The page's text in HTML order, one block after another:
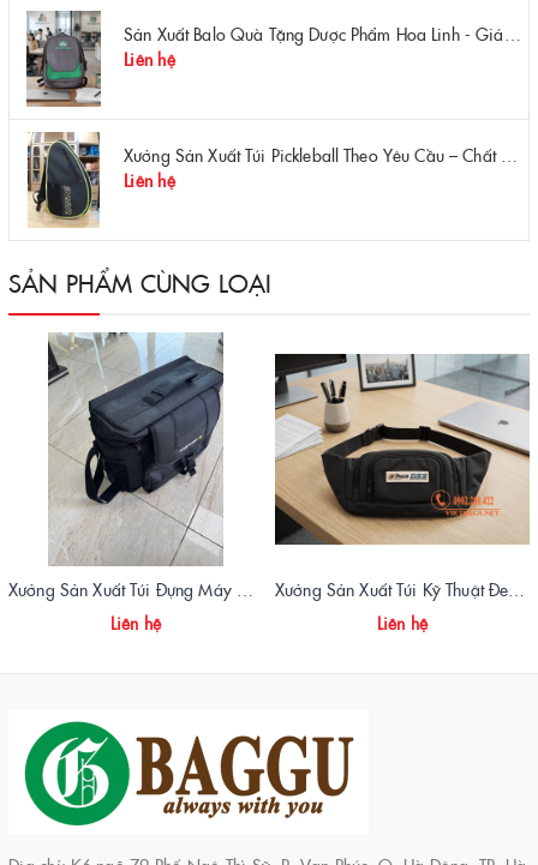
Sản Xuất Balo Quà Tặng Dược Phẩm Hoa Linh - Giá Gốc Tại Xưởng
Liên hệ
Xưởng Sản Xuất Túi Pickleball Theo Yêu Cầu – Chất Lượng, Bền Bỉ, Thiết Kế Độc Quyền
Liên hệ
SẢN PHẨM CÙNG LOẠI
Xưởng Sản Xuất Túi Đựng Máy Đo OTDR Chất Lượng – Chống Va Đập, Giá Tận Xưởng
Liên hệ
Xưởng Sản Xuất Túi Kỹ Thuật Đeo Hông DSS Chuyên Nghiệp | Vietbags
Liên hệ